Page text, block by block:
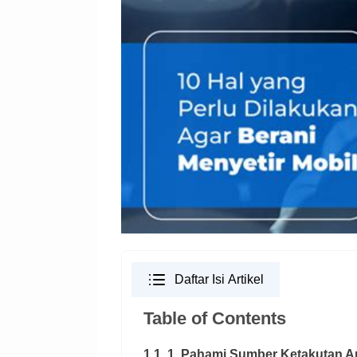
Daftar Isi Artikel
Table of Contents
1.1. 1. Pahami Sumber Ketakutan